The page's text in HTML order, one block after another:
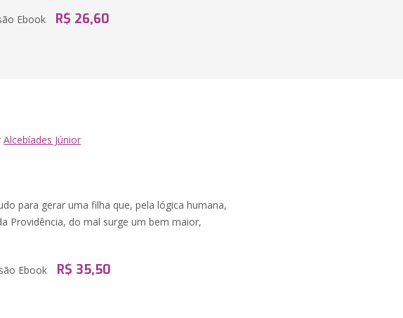
Ebook R$ 26,60
Alcebíades Júnior
para gerar uma filha que, pela lógica humana,
Providência, do mal surge um bem maior,
Ebook R$ 35,50